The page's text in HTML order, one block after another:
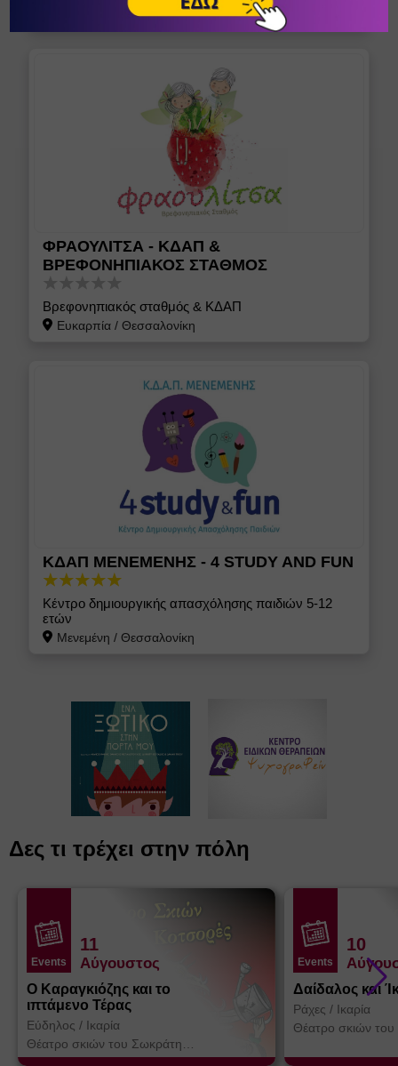
Μοσχάτο - Ταύρος/Αθήνα (Αττική)
ΦΡΑΟΥΛΙΤΣΑ - ΚΔΑΠ &
ΒΡΕΦΟΝΗΠΙΑΚΟΣ ΣΤΑΘΜΟΣ
Βρεφονηπιακός σταθμός & ΚΔΑΠ
Ευκαρπία/ Θεσσαλονίκη
ΚΔΑΠ ΜΕΝΕΜΕΝΗΣ - 4 STUDY AND FUN
Κέντρο δημιουργικής απασχόλησης παιδιών 5-12
ετών
Μενεμένη / Θεσσαλονίκη
Δες τι τρέχει στην πόλη
Events
11
Αύγουστος
Ο Καραγκιόζης και το
ιπτάμενο Τέρας
Εύδηλος / Ικαρία
Θέατρο σκιών του Σωκράτη
Κοτσορέ
Events
10
Δαίδαλος και
Ράχες / Ικαρία
Θέατρο σκιών